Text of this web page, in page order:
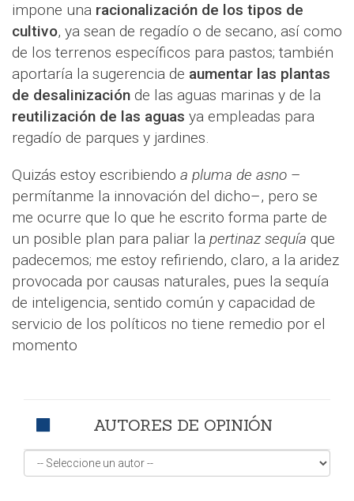
impone una racionalización de los tipos de
cultivo, ya sean de regadío o de secano, así como
de los terrenos específicos para pastos; también
aportaría la sugerencia de aumentar las plantas
de desalinización de las aguas marinas y de la
reutilización de las aguas ya empleadas para
regadío de parques y jardines.
Quizás estoy escribiendo a pluma de asno –
permítanme la innovación del dicho–, pero se
me ocurre que lo que he escrito forma parte de
un posible plan para paliar la pertinaz sequía que
padecemos; me estoy refiriendo, claro, a la aridez
provocada por causas naturales, pues la sequía
de inteligencia, sentido común y capacidad de
servicio de los políticos no tiene remedio por el
momento
AUTORES DE OPINIÓN